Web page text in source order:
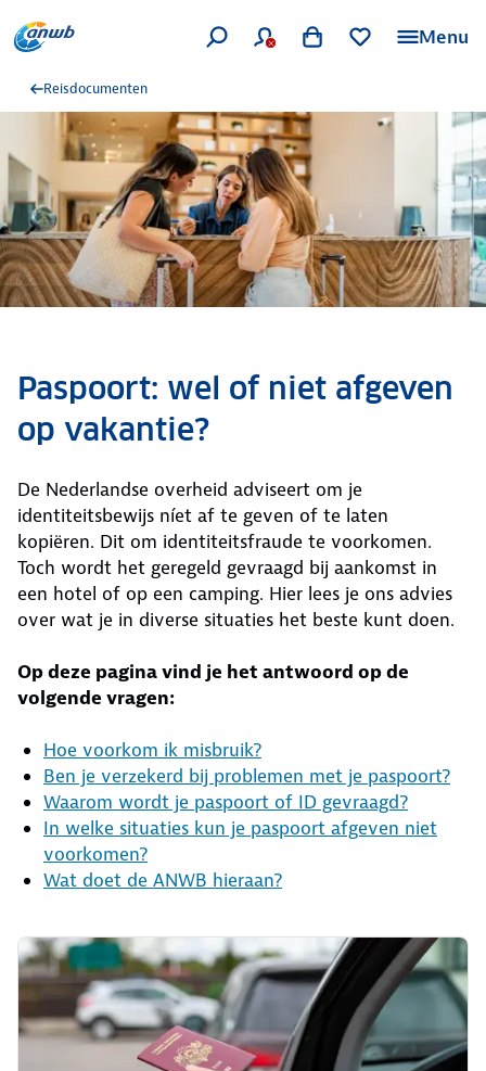
Menu
Reisdocumenten
Paspoort: wel of niet afgeven
op vakantie?
De Nederlandse overheid adviseert om je
identiteitsbewijs níet af te geven of te laten
kopiëren. Dit om identiteitsfraude te voorkomen.
Toch wordt het geregeld gevraagd bij aankomst in
een hotel of op een camping. Hier lees je ons advies
over wat je in diverse situaties het beste kunt doen.
Op deze pagina vind je het antwoord op de
volgende vragen:
Hoe voorkom ik misbruik?
Ben je verzekerd bij problemen met je paspoort?
Waarom wordt je paspoort of ID gevraagd?
In welke situaties kun je paspoort afgeven niet
voorkomen?
Wat doet de ANWB hieraan?